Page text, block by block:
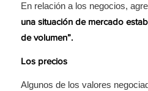
En relación a los negocios,
una situación de mercado
de volumen”.
Los precios
Algunos de los valores